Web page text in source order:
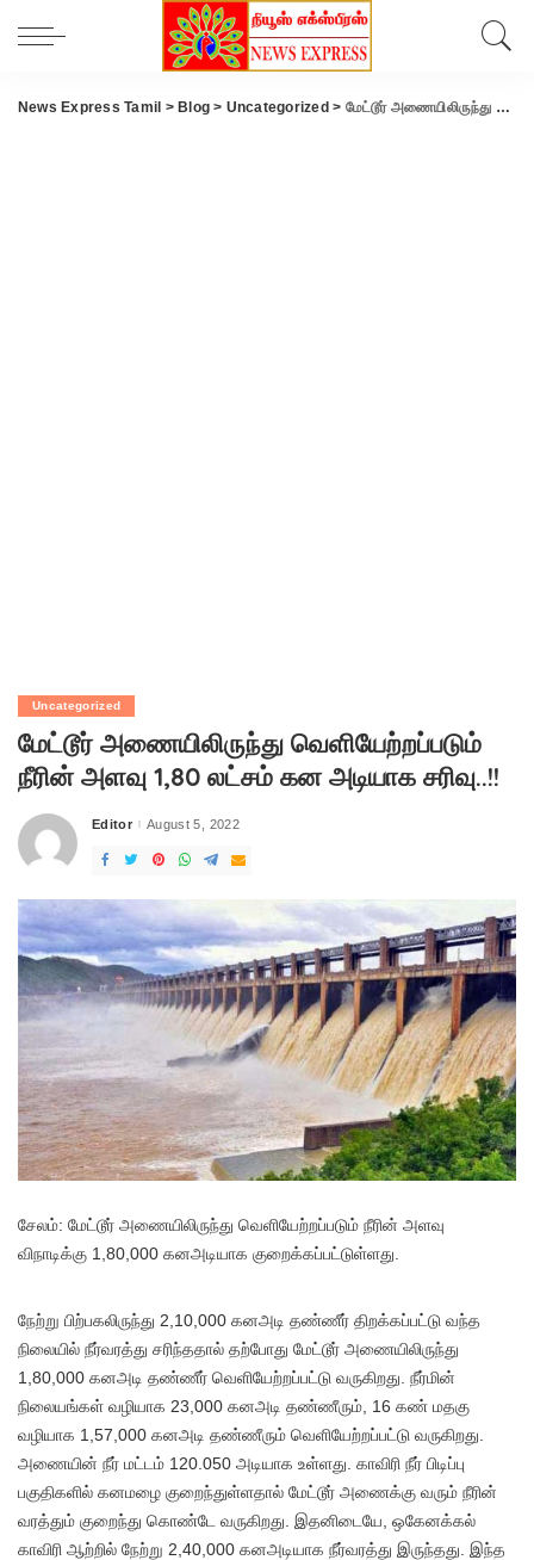
News Express Tamil > Blog > Uncategorized > மேட்டூர் அணையிலிருந்து வெளியேற்றப்படும் நீரின் அளவு 1,80 லட்சம் கன அடியாக சரிவு..!!
Uncategorized
மேட்டூர் அணையிலிருந்து வெளியேற்றப்படும்
நீரின் அளவு 1,80 லட்சம் கன அடியாக சரிவு..!!
Posted
Editor August 5, 2022
சேலம்: மேட்டூர் அணையிலிருந்து வெளியேற்றப்படும் நீரின் அளவு
விநாடிக்கு 1,80,000 கனஅடியாக குறைக்கப்பட்டுள்ளது.
நேற்று பிற்பகலிருந்து 2,10,000 கனஅடி தண்ணீர் திறக்கப்பட்டு வந்த
நிலையில் நீர்வரத்து சரிந்ததால் தற்போது மேட்டூர் அணையிலிருந்து
1,80,000 கனஅடி தண்ணீர் வெளியேற்றப்பட்டு வருகிறது. நீர்மின்
நிலையங்கள் வழியாக 23,000 கனஅடி தண்ணீரும், 16 கண் மதகு
வழியாக 1,57,000 கனஅடி தண்ணீரும் வெளியேற்றப்பட்டு வருகிறது.
அணையின் நீர் மட்டம் 120.050 அடியாக உள்ளது. காவிரி நீர் பிடிப்பு
பகுதிகளில் கனமழை குறைந்துள்ளதால் மேட்டூர் அணைக்கு வரும் நீரின்
வரத்தும் குறைந்து கொண்டே வருகிறது. இதனிடையே, ஒகேனக்கல்
காவிரி ஆற்றில் நேற்று 2,40,000 கனஅடியாக நீர்வரத்து இருந்தது. இந்த